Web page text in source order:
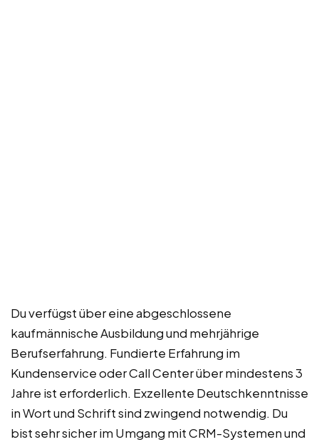
Du verfügst über eine abgeschlossene
kaufmännische Ausbildung und mehrjährige
Berufserfahrung. Fundierte Erfahrung im
Kundenservice oder Call Center über mindestens 3
Jahre ist erforderlich. Exzellente Deutschkenntnisse
in Wort und Schrift sind zwingend notwendig. Du
bist sehr sicher im Umgang mit CRM-Systemen und